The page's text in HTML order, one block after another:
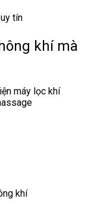
tín
khí mà
máy lọc khí
khí